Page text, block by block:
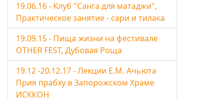
19.06.16 - Клуб "Санга для матаджи",
Практическое занятие - сари и тилака
19.09.15 - Пища жизни на фестивале
OTHER FEST, Дубовая Роща
19.12 -20.12.17 - Лекции Е.М. Ачьюта
Прия прабху в Запорожском Храме
ИСККОН